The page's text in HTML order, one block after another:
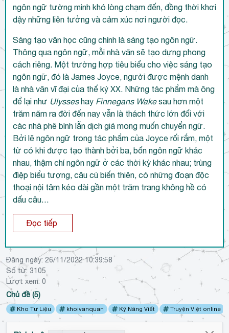
ngôn ngữ tường minh khó lòng chạm đến, đồng thời khơi
dậy những liên tưởng và cảm xúc nơi người đọc.
Sáng tạo văn học cũng chính là sáng tạo ngôn ngữ.
Thông qua ngôn ngữ, mỗi nhà văn sẽ tạo dựng phong
cách riêng. Một trường hợp tiêu biểu cho việc sáng tạo
ngôn ngữ, đó là James Joyce, người được mệnh danh
là nhà văn vĩ đại của thế kỷ XX. Những tác phẩm mà ông
để lại như Ulysseshay Finnegans Wakesau hơn một
trăm năm ra đời đến nay vẫn là thách thức lớn đối với
các nhà phê bình lẫn dịch giả mong muốn chuyển ngữ.
Bởi lẽ ngôn ngữ trong tác phẩm của Joyce rối rắm, một
từ có khi được tạo thành bởi ba, bốn ngôn ngữ khác
nhau, thậm chí ngôn ngữ ở các thời kỳ khác nhau; trùng
điệp biểu tượng, câu cú biến thiên, có những đoạn độc
thoại nội tâm kéo dài gần một trăm trang không hề có
dấu câu…
Đọc tiếp
Đăng ngày: 26/11/2022 10:39:58
Số từ: 3105
Lượt xem: 0
Chủ đề (5)
Kho Tư Liệu khoivanquan Kỹ Năng Viết Truyện Việt online